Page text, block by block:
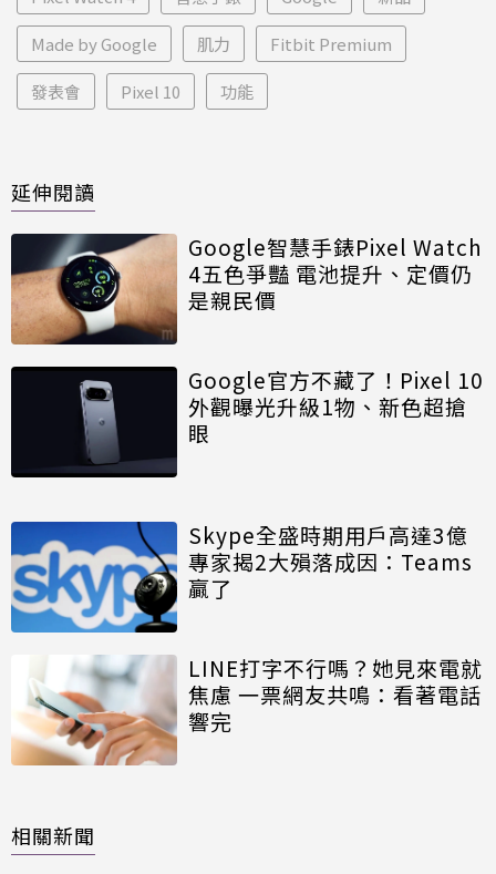
Made by Google 肌力 Fitbit Premium
發表會 Pixel 10 功能
延伸閱讀
Google智慧手錶Pixel Watch
4五色爭豔 電池提升、定價仍
是親民價
Google官方不藏了！Pixel 10
外觀曝光升級1物、新色超搶
眼
Skype全盛時期用戶高達3億
專家揭2大殞落成因：Teams
贏了
LINE打字不行嗎？她見來電就
焦慮 一票網友共鳴：看著電話
響完
相關新聞